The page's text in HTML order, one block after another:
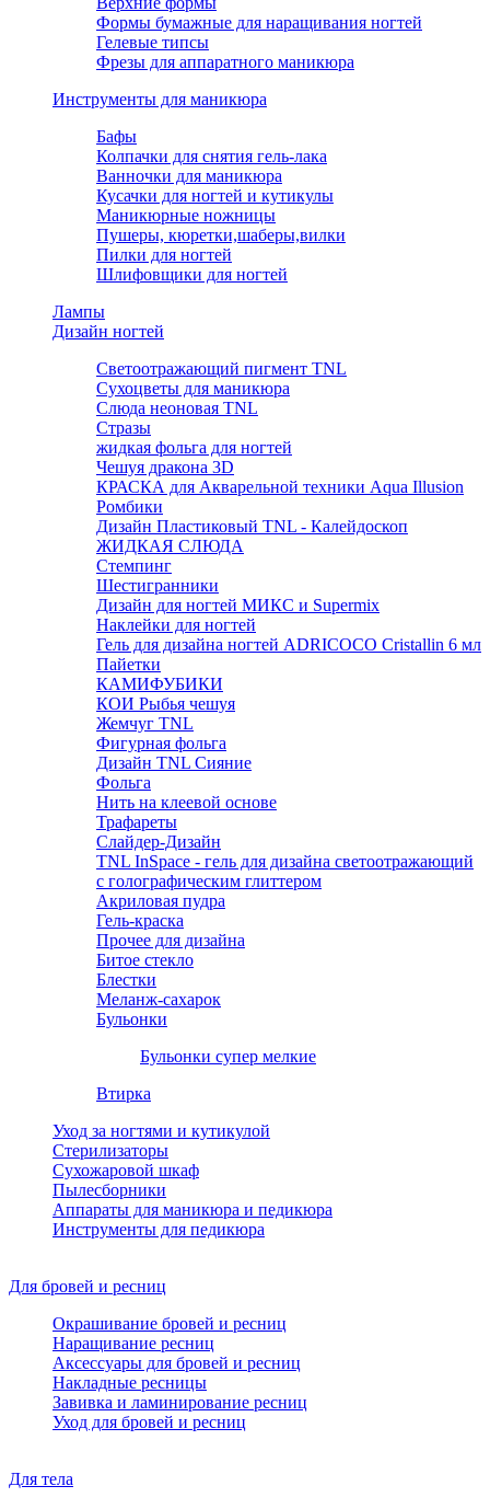
Формы бумажные для наращивания ногтей
Гелевые типсы
Фрезы для аппаратного маникюра
Инструменты для маникюра
Бафы
Колпачки для снятия гель-лака
Ванночки для маникюра
Кусачки для ногтей и кутикулы
Маникюрные ножницы
Пушеры, кюретки,шаберы,вилки
Пилки для ногтей
Шлифовщики для ногтей
Лампы
Дизайн ногтей
Светоотражающий пигмент TNL
Сухоцветы для маникюра
Слюда неоновая TNL
Стразы
жидкая фольга для ногтей
Чешуя дракона 3D
КРАСКА для Акварельной техники Aqua Illusion
Ромбики
Дизайн Пластиковый TNL - Калейдоскоп
ЖИДКАЯ СЛЮДА
Стемпинг
Шестигранники
Дизайн для ногтей МИКС и Supermix
Наклейки для ногтей
Гель для дизайна ногтей ADRICOCO Cristallin 6 мл
Пайетки
КАМИФУБИКИ
КОИ Рыбья чешуя
Жемчуг TNL
Фигурная фольга
Дизайн TNL Сияние
Фольга
Нить на клеевой основе
Трафареты
Слайдер-Дизайн
TNL InSpace - гель для дизайна светоотражающий
с голографическим глиттером
Акриловая пудра
Гель-краска
Прочее для дизайна
Битое стекло
Блестки
Меланж-сахарок
Бульонки
Бульонки супер мелкие
Втирка
Уход за ногтями и кутикулой
Стерилизаторы
Сухожаровой шкаф
Пылесборники
Аппараты для маникюра и педикюра
Инструменты для педикюра
Для бровей и ресниц
Окрашивание бровей и ресниц
Наращивание ресниц
Аксессуары для бровей и ресниц
Накладные ресницы
Завивка и ламинирование ресниц
Уход для бровей и ресниц
Для тела